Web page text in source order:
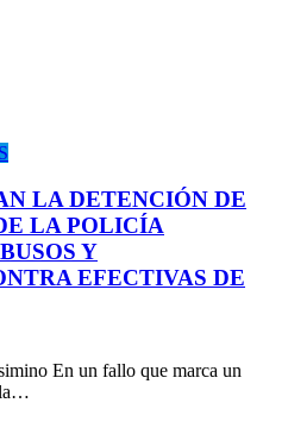
LA DETENCIÓN DE
LA POLICÍA
Y
EFECTIVAS DE
En un fallo que marca un
la…